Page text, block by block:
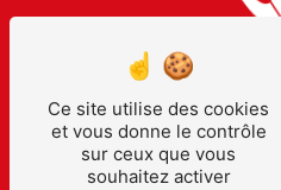
02 47
Ce site utilise des cookies
et vous donne le contrôle
sur ceux que vous
souhaitez activer